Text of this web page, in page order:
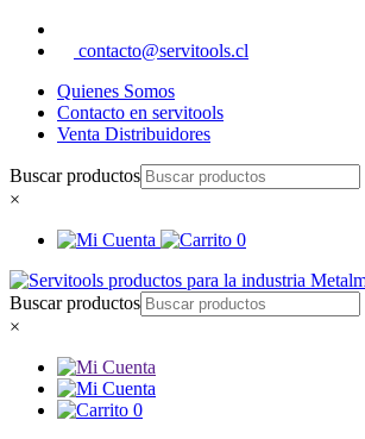
contacto@servitools.cl
Quienes Somos
Contacto en servitools
Venta Distribuidores
Buscar productos
×
0
Buscar productos
×
0